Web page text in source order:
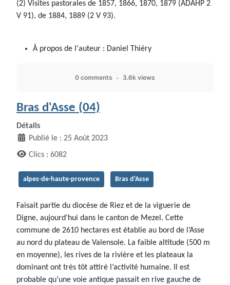
(2) Visites pastorales de 1857, 1866, 1870, 1879 (ADAHP 2
V 91), de 1884, 1889 (2 V 93).
À propos de l'auteur : Daniel Thiéry
0 comments 3.6k views
Bras d'Asse (04)
Détails
Publié le : 25 Août 2023
Clics : 6082
alpes-de-haute-provence Bras d'Asse
Faisait partie du diocèse de Riez et de la viguerie de
Digne, aujourd’hui dans le canton de Mezel. Cette
commune de 2610 hectares est établie au bord de l’Asse
au nord du plateau de Valensole. La faible altitude (500 m
en moyenne), les rives de la rivière et les plateaux la
dominant ont très tôt attiré l’activité humaine. Il est
probable qu’une voie antique passait en rive gauche de